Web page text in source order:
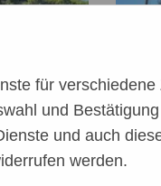
für
und
und auch
werden.